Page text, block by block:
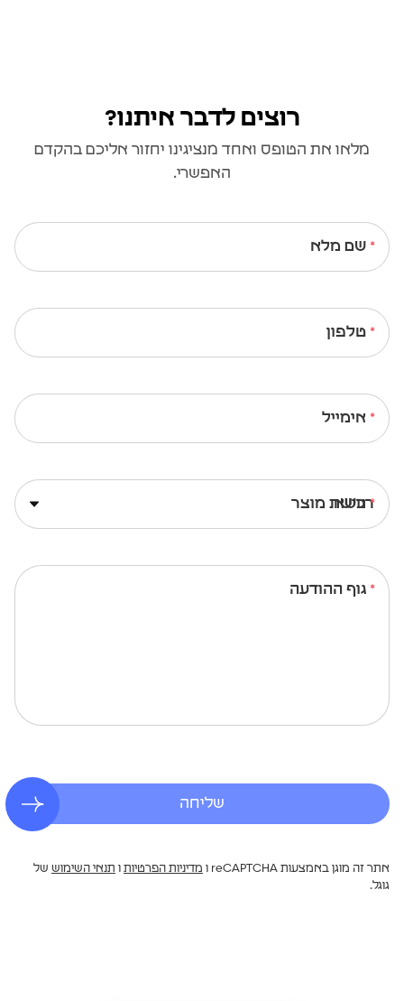
רוצים לדבר איתנו?
מלאו את הטופס ואחד מנציגינו יחזור אליכם בהקדם
האפשרי.
שם מלא
טלפון
אימייל
נושא
גוף ההודעה
שליחה
אתר זה מוגן באמצעות reCAPTCHA ו מדיניות הפרטיות ו תנאי השימוש של
גוגל.